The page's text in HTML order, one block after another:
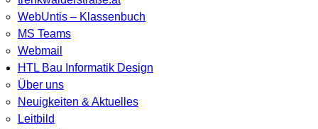
WebUntis – Klassenbuch
MS Teams
Webmail
HTL Bau Informatik Design
Über uns
Neuigkeiten & Aktuelles
Leitbild